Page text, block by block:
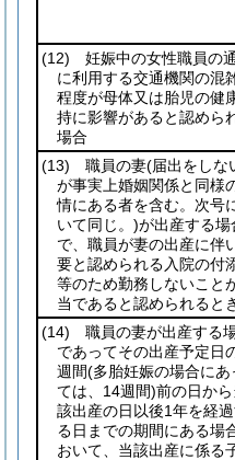
(12) 妊娠中の女性職員の
に利用する交通機関の混
程度が母体又は胎児の健
持に影響があると認めら
場合
(13) 職員の妻(届出をしな
が事実上婚姻関係と同様
情にある者を含む。次号
いて同じ。)が出産する場
で、職員が妻の出産に伴
要と認められる入院の付
等のため勤務しないこと
当であると認められると
(14) 職員の妻が出産する
であってその出産予定日
週間(多胎妊娠の場合にあ
ては、14週間)前の日から
該出産の日以後1年を経
る日までの期間にある場
おいて、当該出産に係る